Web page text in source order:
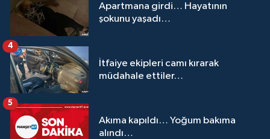
Apartmana girdi… Hayatının
şokunu yaşadı…
İtfaiye ekipleri camı kırarak
müdahale ettiler…
4
Akıma kapıldı… Yoğum bakıma
alındı…
5